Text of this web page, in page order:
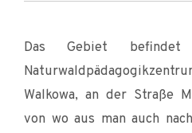
Das Gebiet
Walkowa, an der Straße
von wo aus man auch